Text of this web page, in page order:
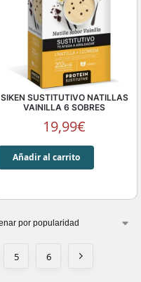
SIKEN SUSTITUTIVO NATILLAS
VAINILLA 6 SOBRES
19,99€
Añadir al carrito
5 6